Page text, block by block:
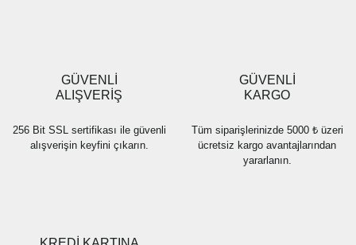
Ürün fiyatı diğer sitelerden daha pahalı.
Bu ürüne benzer farklı alternatifler olmalı.
GÜVENLİ
ALIŞVERİŞ
256 Bit SSL sertifikası ile güvenli
alışverişin keyfini çıkarın.
GÜVENLİ
KARGO
Tüm siparişlerinizde 5000 ₺ üzeri
ücretsiz kargo avantajlarından
yararlanın.